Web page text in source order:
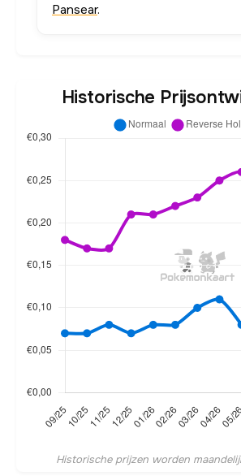
Pansear.
Historische
Historische prijzen worden